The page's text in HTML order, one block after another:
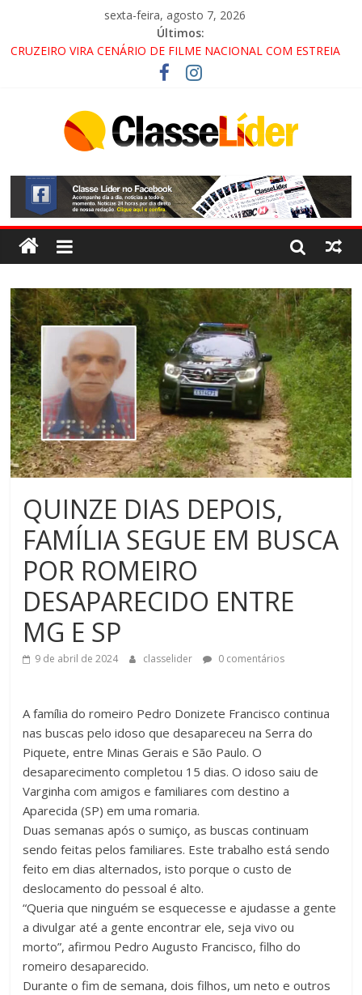
sexta-feira, agosto 7, 2026
Últimos:
CRUZEIRO VIRA CENÁRIO DE FILME NACIONAL COM ESTREIA
PROMOTOR DO GAECO
ACESSO À APARECIDA NA DUTRA SERÁ BLOQUEADO NO FIM
ALTERNATIVAS
LORENA, PINDAMONHANGABA E QUELUZ NA RETA FINAL
PELA FÁBRICA DA COCA-COLA!
QUINZE DIAS DEPOIS,
FAMÍLIA SEGUE EM BUSCA
POR ROMEIRO
DESAPARECIDO ENTRE
MG E SP
9 de abril de 2024 classelider 0 comentários
A família do romeiro Pedro Donizete Francisco continua
nas buscas pelo idoso que desapareceu na Serra do
Piquete, entre Minas Gerais e São Paulo. O
desaparecimento completou 15 dias. O idoso saiu de
Varginha com amigos e familiares com destino a
Aparecida (SP) em uma romaria.
Duas semanas após o sumiço, as buscas continuam
sendo feitas pelos familiares. Este trabalho está sendo
feito em dias alternados, isto porque o custo de
deslocamento do pessoal é alto.
“Queria que ninguém se esquecesse e ajudasse a gente
a divulgar até a gente encontrar ele, seja vivo ou
morto”, afirmou Pedro Augusto Francisco, filho do
romeiro desaparecido.
Durante o fim de semana, dois filhos, um neto e outros